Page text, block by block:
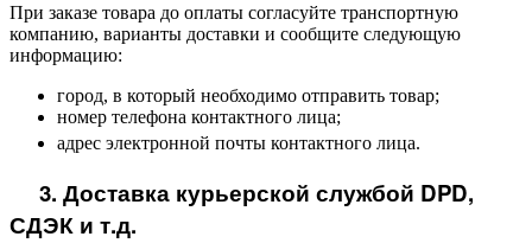
При заказе товара до оплаты согласуйте транспортную
компанию, варианты доставки и сообщите следующую
информацию:
город, в который необходимо отправить товар;
номер телефона контактного лица;
адрес электронной почты контактного лица.
3. Доставка курьерской службой DPD,
СДЭК и т.д.